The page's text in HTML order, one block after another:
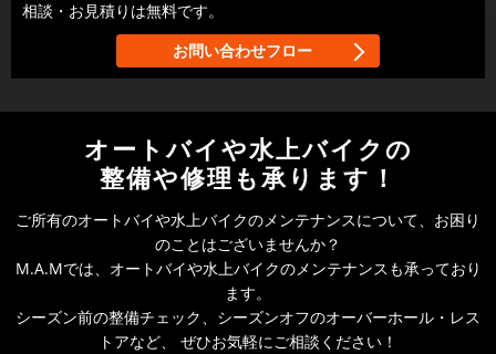
相談・お見積りは無料です。
お問い合わせフロー
オートバイや水上バイクの
整備や修理も承ります！
ご所有のオートバイや水上バイクのメンテナンスについて、お困り
のことはございませんか？
M.A.Mでは、オートバイや水上バイクのメンテナンスも承っており
ます。
シーズン前の整備チェック、シーズンオフのオーバーホール・レス
トアなど、
ぜひお気軽にご相談ください！